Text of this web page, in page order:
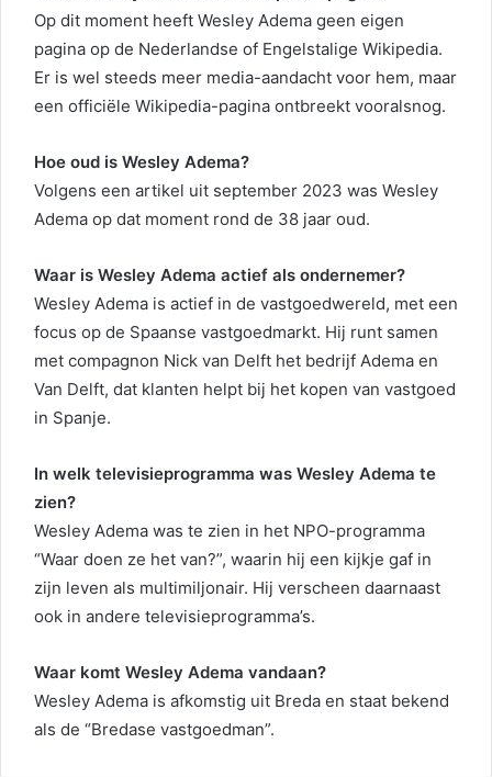
Op dit moment heeft Wesley Adema geen eigen
pagina op de Nederlandse of Engelstalige Wikipedia.
Er is wel steeds meer media-aandacht voor hem, maar
een officiële Wikipedia-pagina ontbreekt vooralsnog.
Hoe oud is Wesley Adema?
Volgens een artikel uit september 2023 was Wesley
Adema op dat moment rond de 38 jaar oud.
Waar is Wesley Adema actief als ondernemer?
Wesley Adema is actief in de vastgoedwereld, met een
focus op de Spaanse vastgoedmarkt. Hij runt samen
met compagnon Nick van Delft het bedrijf Adema en
Van Delft, dat klanten helpt bij het kopen van vastgoed
in Spanje.
In welk televisieprogramma was Wesley Adema te
zien?
Wesley Adema was te zien in het NPO-programma
“Waar doen ze het van?”, waarin hij een kijkje gaf in
zijn leven als multimiljonair. Hij verscheen daarnaast
ook in andere televisieprogramma’s.
Waar komt Wesley Adema vandaan?
Wesley Adema is afkomstig uit Breda en staat bekend
als de “Bredase vastgoedman”.